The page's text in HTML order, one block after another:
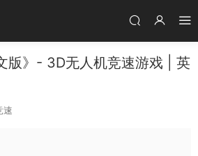
版》- 3D无人机竞速游戏 | 英
速